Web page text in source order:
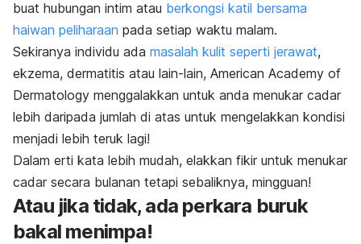
buat hubungan intim atau berkongsi katil bersama
haiwan peliharaan pada setiap waktu malam.
Sekiranya individu ada masalah kulit seperti jerawat,
ekzema, dermatitis atau lain-lain, American Academy of
Dermatology menggalakkan untuk anda menukar cadar
lebih daripada jumlah di atas untuk mengelakkan kondisi
menjadi lebih teruk lagi!
Dalam erti kata lebih mudah, elakkan fikir untuk menukar
cadar secara bulanan tetapi sebaliknya, mingguan!
Atau jika tidak, ada perkara buruk
bakal menimpa!